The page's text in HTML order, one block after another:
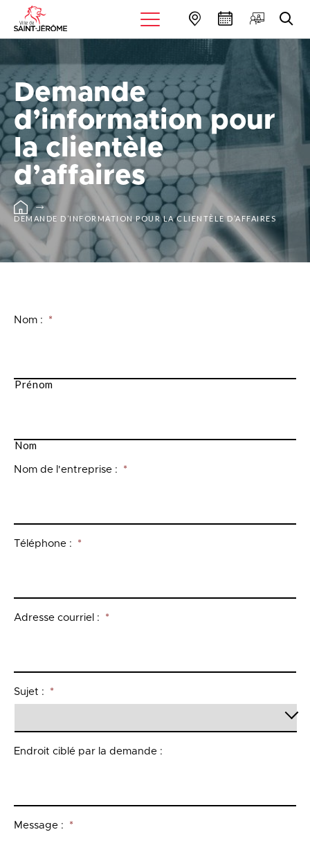
Demande
d’information pour
la clientèle
d’affaires
DEMANDE D’INFORMATION POUR LA CLIENTÈLE D’AFFAIRES
Nom : *
Prénom
Nom
Nom de l'entreprise : *
Téléphone : *
Adresse courriel : *
Sujet : *
Endroit ciblé par la demande :
Message : *